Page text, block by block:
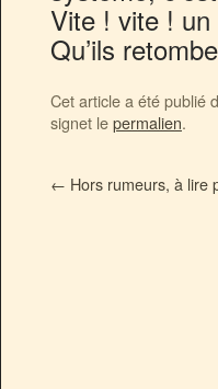
Vite ! vite !
Qu’ils
Cet article a été publié
signet lepermalien.
← Hors rumeurs, à lire